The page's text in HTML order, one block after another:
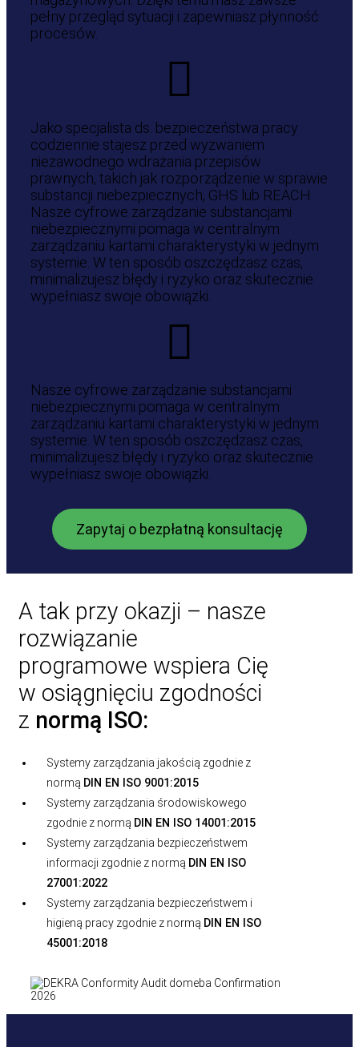
pełny przegląd sytuacji i zapewniasz płynność
procesów.
Jako specjalista ds. bezpieczeństwa pracy
codziennie stajesz przed wyzwaniem
niezawodnego wdrażania przepisów
prawnych, takich jak rozporządzenie w sprawie
substancji niebezpiecznych, GHS lub REACH.
Nasze cyfrowe zarządzanie substancjami
niebezpiecznymi pomaga w centralnym
zarządzaniu kartami charakterystyki w jednym
systemie. W ten sposób oszczędzasz czas,
minimalizujesz błędy i ryzyko oraz skutecznie
wypełniasz swoje obowiązki.
Nasze cyfrowe zarządzanie substancjami
niebezpiecznymi pomaga w centralnym
zarządzaniu kartami charakterystyki w jednym
systemie. W ten sposób oszczędzasz czas,
minimalizujesz błędy i ryzyko oraz skutecznie
wypełniasz swoje obowiązki.
Zapytaj o bezpłatną konsultację
A tak przy okazji – nasze
rozwiązanie
programowe wspiera Cię
w osiągnięciu zgodności
z normą ISO:
Systemy zarządzania jakością zgodnie z
normą DIN EN ISO 9001:2015
Systemy zarządzania środowiskowego
zgodnie z normą DIN EN ISO 14001:2015
Systemy zarządzania bezpieczeństwem
informacji zgodnie z normą DIN EN ISO
27001:2022
Systemy zarządzania bezpieczeństwem i
higieną pracy zgodnie z normą DIN EN ISO
45001:2018